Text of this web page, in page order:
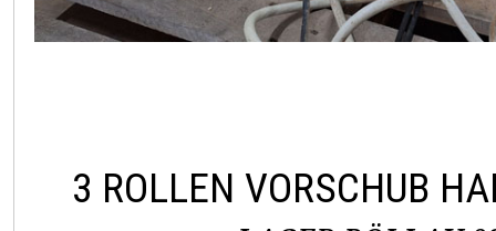
3 ROLLEN VORSCHUB